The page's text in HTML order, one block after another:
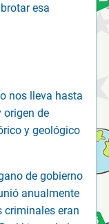
esa
nos lleva hasta
origen de
y geológico
de gobierno
anualmente
criminales eran